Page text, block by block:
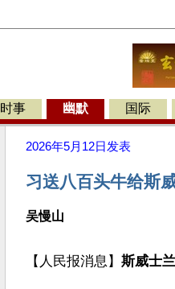
时事 幽默 国际
2026年5月12日 发表
习送八百头牛给斯
吴慢山
【人民报消息】 斯威士